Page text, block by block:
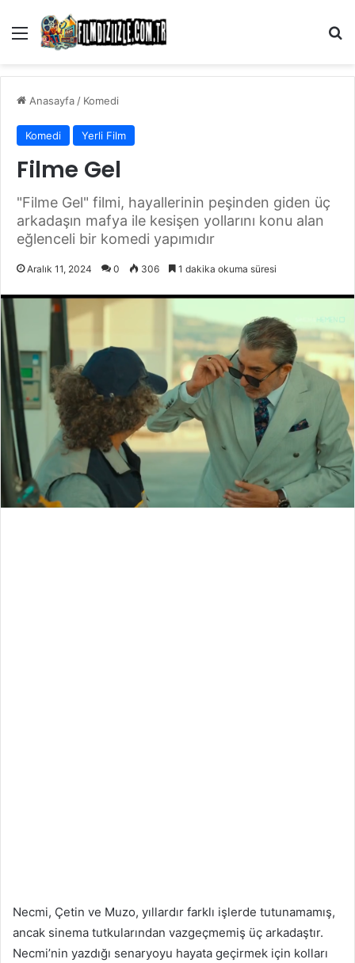
Menü
Anasayfa/ Komedi
Komedi Yerli Film
Filme Gel
"Filme Gel" filmi, hayallerinin peşinden giden üç
arkadaşın mafya ile kesişen yollarını konu alan
eğlenceli bir komedi yapımıdır
Aralık 11, 2024 0 306 1 dakika okuma süresi
Necmi, Çetin ve Muzo, yıllardır farklı işlerde tutunamamış,
ancak sinema tutkularından vazgeçmemiş üç arkadaştır.
Necmi’nin yazdığı senaryoyu hayata geçirmek için kolları